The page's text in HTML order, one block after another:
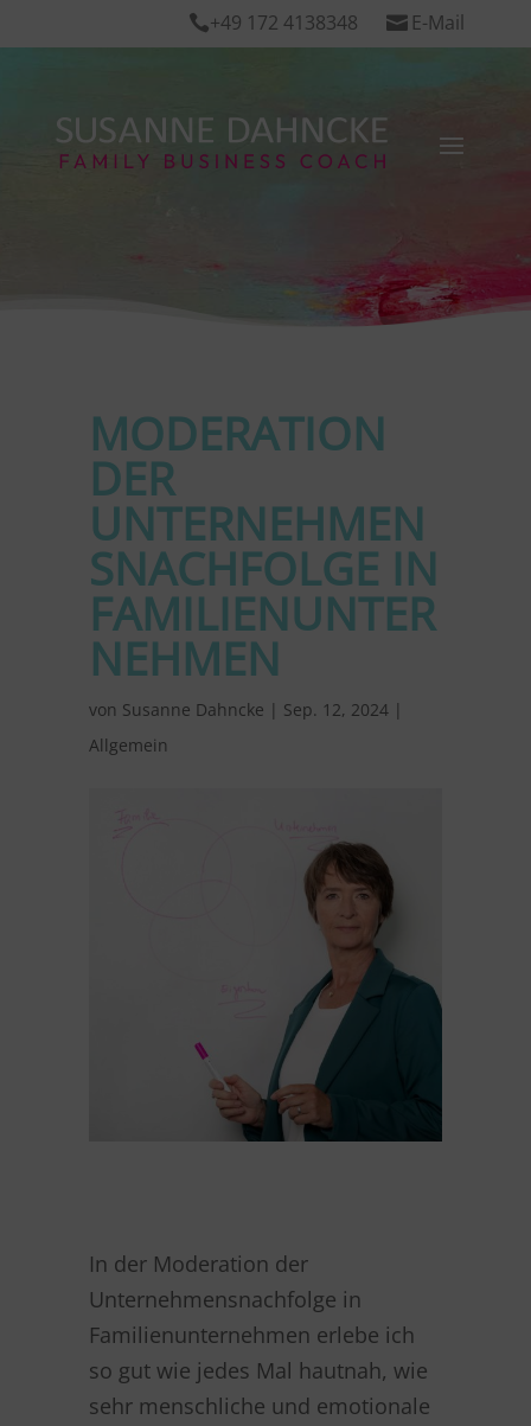
+49 172 4138348  E-Mail
MODERATION
DER
UNTERNEHMEN
SNACHFOLGE IN
FAMILIENUNTER
NEHMEN
von Susanne Dahncke | Sep. 12, 2024|
Allgemein
In der Moderation der
Unternehmensnachfolge in
Familienunternehmen erlebe ich
so gut wie jedes Mal hautnah, wie
sehr menschliche und emotionale